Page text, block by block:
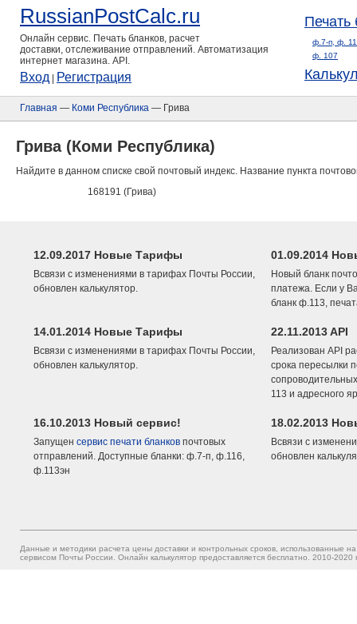
RussianPostCalc.ru
Онлайн сервис. Печать бланков, расчет
доставки, отслеживание отправлений. Автоматизация
интернет магазина. API.
Вход Регистрация
Печать
ф.7-п, ф.
ф. 107
Главная — Коми Республика — Грива
Грива (Коми Республика)
Найдите в данном списке свой почтовый индекс. Название пункта
168191 (Грива)
12.09.2017 Новые Тарифы
Всвязи с изменениями в тарифах Почты России,
обновлен калькулятор.
01.09.2014
Новый бланк
платежа. Если у
бланк ф.113,
14.01.2014 Новые Тарифы
Всвязи с изменениями в тарифах Почты России,
обновлен калькулятор.
22.11.2013 API
Реализован API
срока пересылки
113 и адресного
16.10.2013 Новый сервис!
Запущен сервис печати бланков почтовых
отправлений. Доступные бланки: ф.7-п, ф.116,
ф.113эн
18.02.2013
Всвязи с
обновлен
Данные и методики расчета цены доставки и контрольных сроков, использованные
сервисом Почты России. Онлайн калькулятор предоставляется бесплатно. 2010-2020